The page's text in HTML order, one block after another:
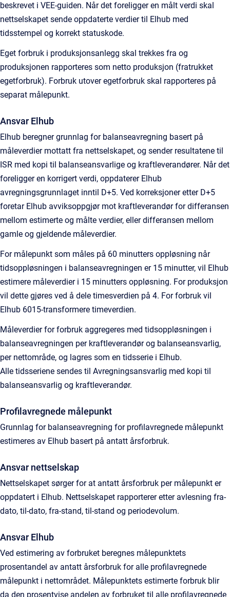
beskrevet i VEE-guiden. Når det foreligger en målt verdi skal
nettselskapet sende oppdaterte verdier til Elhub med
tidsstempel og korrekt statuskode.
Eget forbruk i produksjonsanlegg skal trekkes fra og
produksjonen rapporteres som netto produksjon (fratrukket
egetforbruk). Forbruk utover egetforbruk skal rapporteres på
separat målepunkt.
Ansvar Elhub
Elhub beregner grunnlag for balanseavregning basert på
måleverdier mottatt fra nettselskapet, og sender resultatene til
ISR med kopi til balanseansvarlige og kraftleverandører. Når det
foreligger en korrigert verdi, oppdaterer Elhub
avregningsgrunnlaget inntil D+5. Ved korreksjoner etter D+5
foretar Elhub avviksoppgjør mot kraftleverandør for differansen
mellom estimerte og målte verdier, eller differansen mellom
gamle og gjeldende måleverdier.
For målepunkt som måles på 60 minutters oppløsning når
tidsoppløsningen i balanseavregningen er 15 minutter, vil Elhub
estimere måleverdier i 15 minutters oppløsning. For produksjon
vil dette gjøres ved å dele timesverdien på 4. For forbruk vil
Elhub 6015-transformere timeverdien.
Måleverdier for forbruk aggregeres med tidsoppløsningen i
balanseavregningen per kraftleverandør og balanseansvarlig,
per nettområde, og lagres som en tidsserie i Elhub.
Alle tidsseriene sendes til Avregningsansvarlig med kopi til
balanseansvarlig og kraftleverandør.
Profilavregnede målepunkt
Grunnlag for balanseavregning for profilavregnede målepunkt
estimeres av Elhub basert på antatt årsforbruk.
Ansvar nettselskap
Nettselskapet sørger for at antatt årsforbruk per målepunkt er
oppdatert i Elhub. Nettselskapet rapporterer etter avlesning fra-
dato, til-dato, fra-stand, til-stand og periodevolum.
Ansvar Elhub
Ved estimering av forbruket beregnes målepunktets
prosentandel av antatt årsforbruk for alle profilavregnede
målepunkt i nettområdet. Målepunktets estimerte forbruk blir
da den prosentvise andelen av forbruket til alle profilavregnede